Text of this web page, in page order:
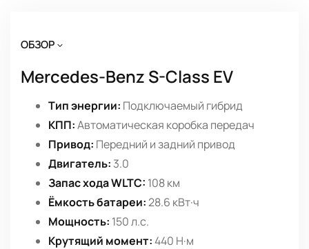
ОБЗОР
Mercedes-Benz S-Class EV
Тип энергии: Подключаемый гибрид
КПП:Автоматическая коробка передач
Привод: Передний и задний привод
Двигатель: 3.0
Запас хода WLTC: 108 км
Ёмкость батареи:28.6 кВт·ч
Мощность: 150 л.с.
Крутящий момент: 440 Н·м